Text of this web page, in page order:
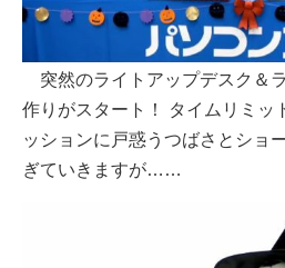
突然のライトアップデスク＆
作りがスタート！ タイムリミッ
ッションに戸惑うつばさとショ
ぎていきますが……